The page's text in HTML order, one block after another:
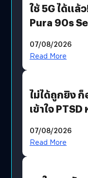
ใช้ 5G ได้แล้
Pura 90s
07/08/2026
Read More
ไม่ได้ถูกยิง
เข้าใจ
07/08/2026
Read More